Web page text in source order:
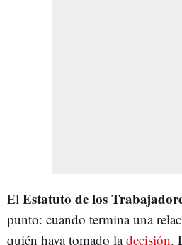
El Estatuto de los
punto: cuando termina una
quién haya tomado ladecisión.